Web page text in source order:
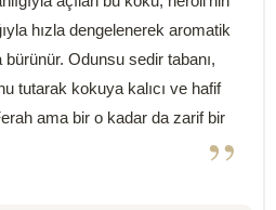
hızla dengelenerek aromatik
bürünür. Odunsu sedir tabanı,
tutarak kokuya kalıcı ve hafif
ama bir o kadar da zarif bir
”